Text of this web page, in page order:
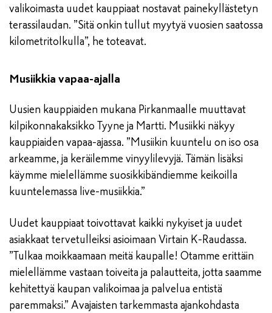
valikoimasta uudet kauppiaat nostavat painekyllästetyn
terassilaudan. ”Sitä onkin tullut myytyä vuosien saatossa
kilometritolkulla”, he toteavat.
Musiikkia vapaa-ajalla
Uusien kauppiaiden mukana Pirkanmaalle muuttavat
kilpikonnakaksikko Tyyne ja Martti. Musiikki näkyy
kauppiaiden vapaa-ajassa. ”Musiikin kuuntelu on iso osa
arkeamme, ja keräilemme vinyylilevyjä. Tämän lisäksi
käymme mielellämme suosikkibändiemme keikoilla
kuuntelemassa live-musiikkia.”
Uudet kauppiaat toivottavat kaikki nykyiset ja uudet
asiakkaat tervetulleiksi asioimaan Virtain K-Raudassa.
”Tulkaa moikkaamaan meitä kaupalle! Otamme erittäin
mielellämme vastaan toiveita ja palautteita, jotta saamme
kehitettyä kaupan valikoimaa ja palvelua entistä
paremmaksi.” Avajaisten tarkemmasta ajankohdasta